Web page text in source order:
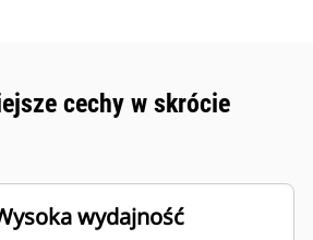
cechy w skrócie
wydajność